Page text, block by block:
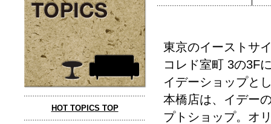
HOT TOPICS TOP
東京のイーストサ
コレド室町 3の3F
イデーショップと
本橋店は、イデー
プトショップ。オ